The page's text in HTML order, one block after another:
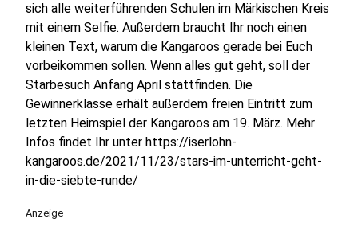
sich alle weiterführenden Schulen im Märkischen Kreis
mit einem Selfie. Außerdem braucht Ihr noch einen
kleinen Text, warum die Kangaroos gerade bei Euch
vorbeikommen sollen. Wenn alles gut geht, soll der
Starbesuch Anfang April stattfinden. Die
Gewinnerklasse erhält außerdem freien Eintritt zum
letzten Heimspiel der Kangaroos am 19. März. Mehr
Infos findet Ihr unter https://iserlohn-
kangaroos.de/2021/11/23/stars-im-unterricht-geht-
in-die-siebte-runde/
Anzeige